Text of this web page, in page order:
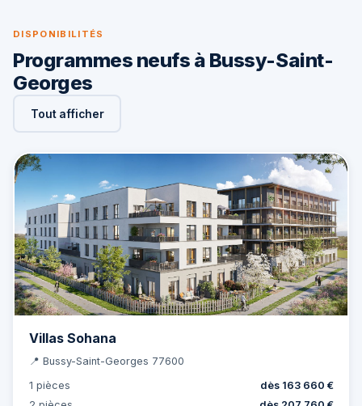
DISPONIBILITÉS
Programmes neufs à Bussy-Saint-
Georges
Tout afficher
Villas Sohana
📍 Bussy-Saint-Georges 77600
1 pièces
dès 163 660 €